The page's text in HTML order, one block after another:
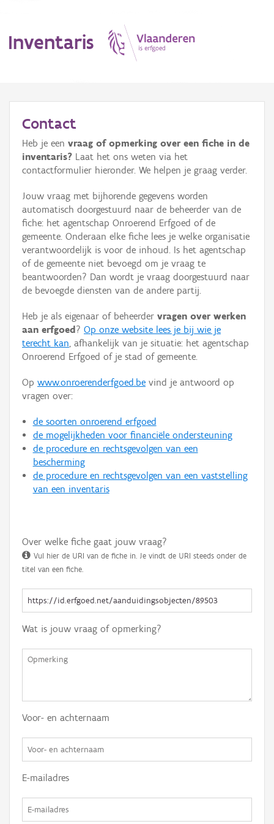
Inventaris
Erfgoedobject
Aanduidingsobject
Waarneming
Thema
Gebeurtenis
Persoon of collectief
Hergebruik
Aanmelden
Contact
Heb je een vraag of opmerking over een fiche in de
inventaris? Laat het ons weten via het
contactformulier hieronder. We helpen je graag verder.
Jouw vraag met bijhorende gegevens worden
automatisch doorgestuurd naar de beheerder van de
fiche: het agentschap Onroerend Erfgoed of de
gemeente. Onderaan elke fiche lees je welke organisatie
verantwoordelijk is voor de inhoud. Is het agentschap
of de gemeente niet bevoegd om je vraag te
beantwoorden? Dan wordt je vraag doorgestuurd naar
de bevoegde diensten van de andere partij.
Heb je als eigenaar of beheerder vragen over werken
aan erfgoed ? Op onze website lees je bij wie je
terecht kan, afhankelijk van je situatie: het agentschap
Onroerend Erfgoed of je stad of gemeente.
Op www.onroerenderfgoed.be vind je antwoord op
vragen over:
de soorten onroerend erfgoed
de mogelijkheden voor financiële ondersteuning
de procedure en rechtsgevolgen van een
bescherming
de procedure en rechtsgevolgen van een vaststelling
van een inventaris
Over welke fiche gaat jouw vraag?
Vul hier de URI van de fiche in. Je vindt de URI steeds onder de
titel van een fiche.
Wat is jouw vraag of opmerking?
Voor- en achternaam
E-mailadres